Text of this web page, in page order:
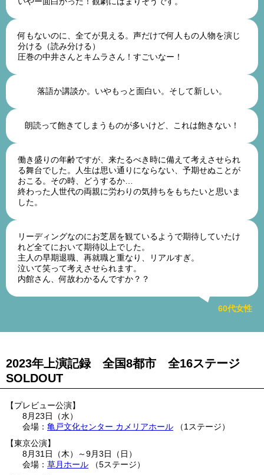
60代男性
何もないのに、全てが見える。声だけで何人もの人物を演じ
分ける（読み分ける）
圧巻の中井さんとキムラさん！すごいなー！
60代男性
落語か講談か。いやもっと面白い。そして新しい。
50代男性
朗読って飽きてしまうものが多いけど、これは飽きない！
30代女性
働き盛りの年齢ですが、来たるべき時に備えて考えさせられ
る舞台でした。人生は思い通りにならない、予期せぬことが
おこる。その時、どうするか…
終わった人世代の両親に労わりの気持ちをもちたいと思いま
した。
60代女性
リーディングなのにお芝居を観ているようで期待していたけ
れど全てにおいて期待以上でした。
主人の早期退職、再就職と重なり、リアルすぎ。
泣いて笑って考えさせられます。
内館さん、何故わかるんですか？？
2023年上演記録 全国8都市 全16ステージ
SOLDOUT
プレビュー公演
8月23日（水）
亀戸文化センター カメリアホール
1ステージ
東京公演
8月31日（木）
～9月3日（日）
草月ホール
5ステージ